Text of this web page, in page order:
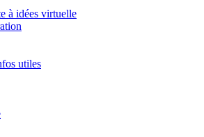
à idées virtuelle
utiles